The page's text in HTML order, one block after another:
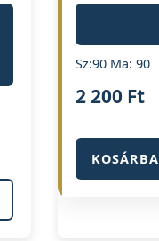
Sz:90 Ma: 90
2 200 Ft
KOSÁRBA